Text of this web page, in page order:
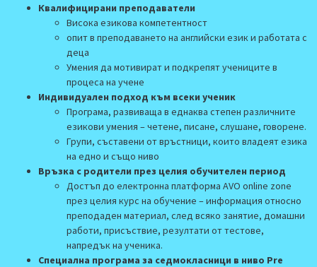
Квалифицирани преподаватели
Висока езикова компетентност
опит в преподаването на английски език и работата с
деца
Умения да мотивират и подкрепят учениците в
процеса на учене
Индивидуален подход към всеки ученик
Програма, развиваща в еднаква степен различните
езикови умения – четене, писане, слушане, говорене.
Групи, съставени от връстници, които владеят езика
на едно и също ниво
Връзка с родители през целия обучителен период
Достъп до електронна платформа AVO online zone
през целия курс на обучение – информация относно
преподаден материал, след всяко занятие, домашни
работи, присъствие, резултати от тестове,
напредък на ученика.
Специална програма за седмокласници в ниво Pre